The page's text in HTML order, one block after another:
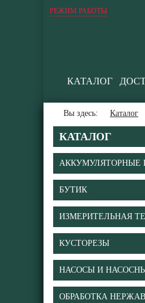
РЕЖИМ РАБОТЫ
КАТАЛОГ
Вы здесь: Каталог
КАТАЛОГ
АККУМУЛЯТОРНЫЕ
БУТИК
ИЗМЕРИТЕЛЬНАЯ
КУСТОРЕЗЫ
НАСОСЫ И
ОБРАБОТКА